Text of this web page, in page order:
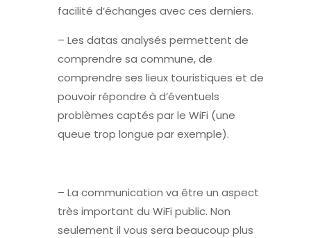
facilité d’échanges avec ces derniers.
– Les datas analysés permettent de
comprendre sa commune, de
comprendre ses lieux touristiques et de
pouvoir répondre à d’éventuels
problèmes captés par le WiFi (une
queue trop longue par exemple).
– La communication va être un aspect
très important du WiFi public. Non
seulement il vous sera beaucoup plus